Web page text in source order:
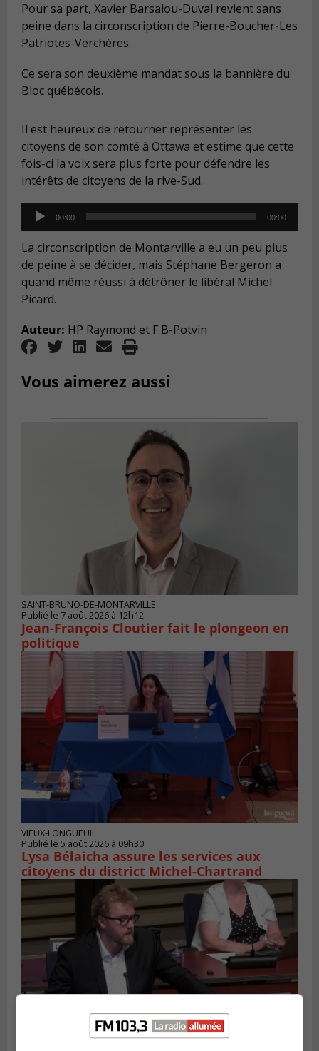
Pour sa part, Xavier Barsalou-Duval revient sans
peine dans la circonscription de Pierre-Boucher-Les
Patriotes-Verchères.
Ce sera son deuxième mandat sous la bannière du
Bloc québécois.
Il est heureux de retourner représenter les
citoyens de son comté à Ottawa et estime que cette
fois-ci la voix sera plus forte pour défendre les
intérêts de citoyens de la rive-Sud.
Audio
Player
00:00 00:00
La circonscription de Montarville a eu un peu plus
de peine à se décider, mais Stéphane Bergeron a
quand même réussi à détrôner le libéral Michel
Picard.
Auteur: HP Raymond et F B-Potvin
Vous aimerez aussi
SAINT-BRUNO-DE-MONTARVILLE
Publié le 7 août 2026 à 12h12
Jean-François Cloutier fait le plongeon en
politique
VIEUX-LONGUEUIL
Publié le 5 août 2026 à 09h30
Lysa Bélaicha assure les services aux
citoyens du district Michel‑Chartrand